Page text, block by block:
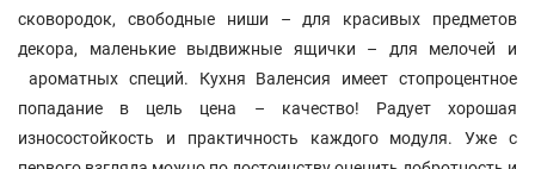
сковородок, свободные ниши – для красивых предметов
декора, маленькие выдвижные ящички – для мелочей и
ароматных специй. Кухня Валенсия имеет стопроцентное
попадание в цель цена – качество! Радует хорошая
износостойкость и практичность каждого модуля. Уже с